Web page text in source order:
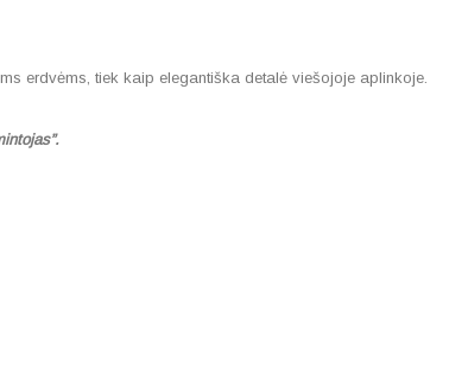
erdvėms, tiek kaip elegantiška detalė viešojoje aplinkoje.